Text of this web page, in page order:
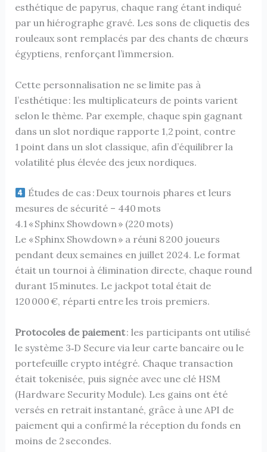
esthétique de papyrus, chaque rang étant indiqué
par un hiérographe gravé. Les sons de cliquetis des
rouleaux sont remplacés par des chants de chœurs
égyptiens, renforçant l’immersion.
Cette personnalisation ne se limite pas à
l’esthétique : les multiplicateurs de points varient
selon le thème. Par exemple, chaque spin gagnant
dans un slot nordique rapporte 1,2 point, contre
1 point dans un slot classique, afin d’équilibrer la
volatilité plus élevée des jeux nordiques.
Études de cas : Deux tournois phares et leurs
mesures de sécurité – 440 mots
4.1 « Sphinx Showdown » (220 mots)
Le « Sphinx Showdown » a réuni 8 200 joueurs
pendant deux semaines en juillet 2024. Le format
était un tournoi à élimination directe, chaque round
durant 15 minutes. Le jackpot total était de
120 000 €, réparti entre les trois premiers.
Protocoles de paiement: les participants ont utilisé
le système 3‑D Secure via leur carte bancaire ou le
portefeuille crypto intégré. Chaque transaction
était tokenisée, puis signée avec une clé HSM
(Hardware Security Module). Les gains ont été
versés en retrait instantané, grâce à une API de
paiement qui a confirmé la réception du fonds en
moins de 2 secondes.